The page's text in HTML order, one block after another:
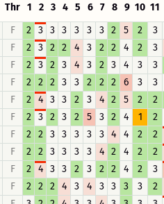
Thr 1 2 3 4 5 6 7 8 9 10 11
F 2 3 3 3 3 3 3 2 5 2
3
F 2 3 2 2 4 3 2 2 4 2
3
F 2 3 2 3 4 3 2 3 4 3
3
F 2 2 2 3 3 2 2 2 6 3
3
F 2 4 3 3 2 3 4 2 5 2
2
F 2 3 2 3 2 5 3 2 4 1
2
F 2 2 3 3 3 3 3 4 4 2
2
F 2 2 3 3 3 3 4 2 4 2
2
F 2 4 3 3 2 3 2 2 4 2
3
F 2 2 2 4 3 4 3 3 3 3
2